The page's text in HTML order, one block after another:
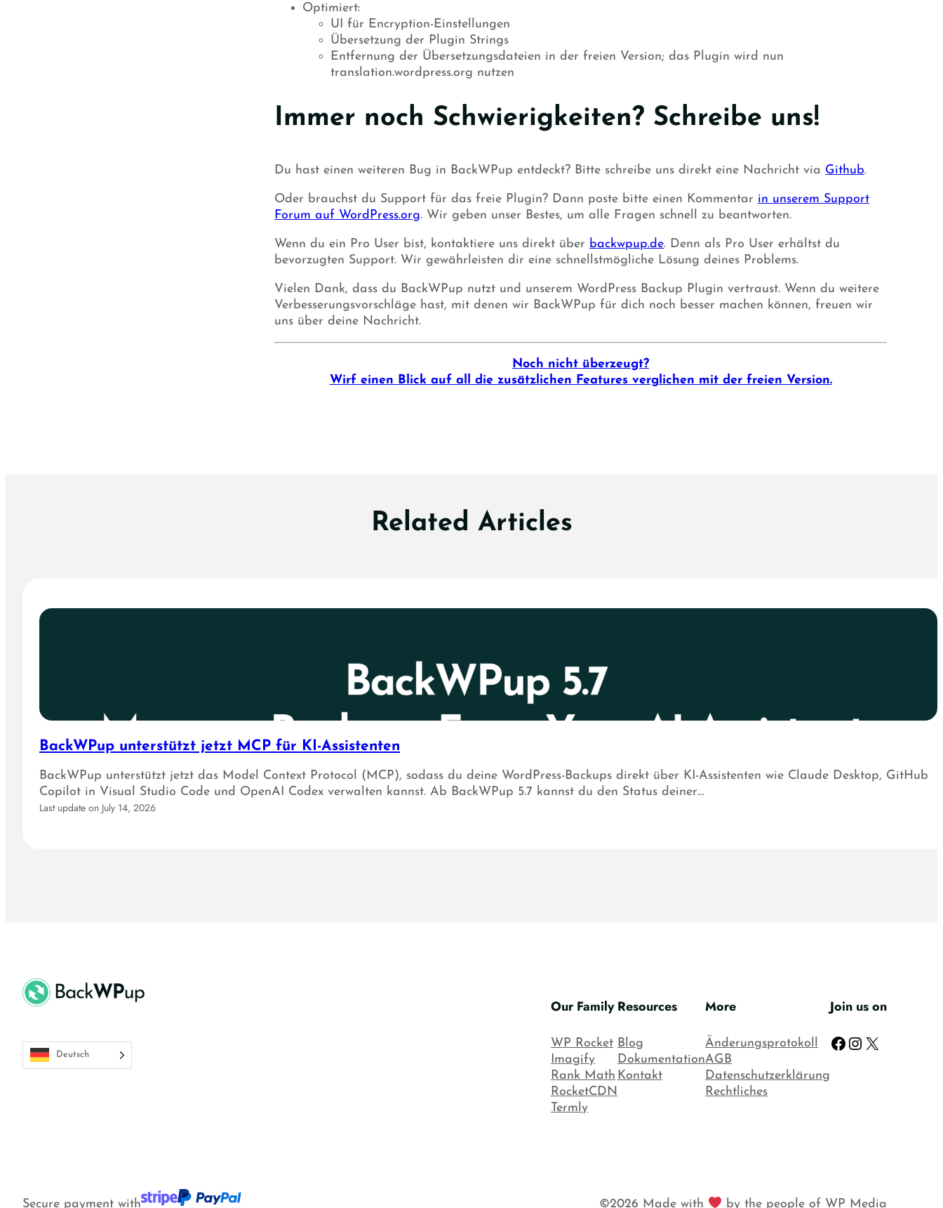
Optimiert:
UI für Encryption-Einstellungen
Übersetzung der Plugin Strings
Entfernung der Übersetzungsdateien in der freien Version; das Plugin wird nun
translation.wordpress.org nutzen
Immer noch Schwierigkeiten? Schreibe uns!
Du hast einen weiteren Bug in BackWPup entdeckt? Bitte schreibe uns direkt eine Nachricht via Github.
Oder brauchst du Support für das freie Plugin? Dann poste bitte einen Kommentar in unserem Support
Forum auf WordPress.org. Wir geben unser Bestes, um alle Fragen schnell zu beantworten.
Wenn du ein Pro User bist, kontaktiere uns direkt über backwpup.de. Denn als Pro User erhältst du
bevorzugten Support. Wir gewährleisten dir eine schnellstmögliche Lösung deines Problems.
Vielen Dank, dass du BackWPup nutzt und unserem WordPress Backup Plugin vertraust. Wenn du weitere
Verbesserungsvorschläge hast, mit denen wir BackWPup für dich noch besser machen können, freuen wir
uns über deine Nachricht.
Noch nicht überzeugt?
Wirf einen Blick auf all die zusätzlichen Features verglichen mit der freien Version.
Related Articles
BackWPup unterstützt jetzt MCP für KI-Assistenten
BackWPup unterstützt jetzt das Model Context Protocol (MCP), sodass du deine WordPress-Backups direkt über KI-Assistenten wie Claude Desktop, GitHub
Copilot in Visual Studio Code und OpenAI Codex verwalten kannst. Ab BackWPup 5.7 kannst du den Status deiner…
Last update on July 14, 2026
Deutsch
Our Family
WP Rocket
Imagify
Rank Math
RocketCDN
Termly
Resources
Blog
Dokumentation
Kontakt
More
Änderungsprotokoll
AGB
Datenschutzerklärung
Rechtliches
Join us on
Facebook Instagram X
Secure payment with ©2026 Made with by the people of WP Media